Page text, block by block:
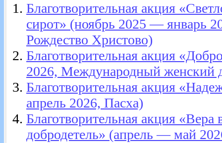
Благотворительная акция
сирот» (ноябрь 2025 — январь
Рождество Христово)
Благотворительная акция
2026, Международный женский
Благотворительная акция
апрель 2026, Пасха)
Благотворительная акция «Вера
добродетель» (апрель — май